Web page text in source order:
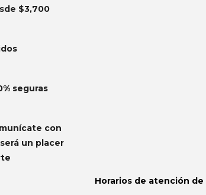
$3,700
seguras
con
un placer
Horarios de atención de